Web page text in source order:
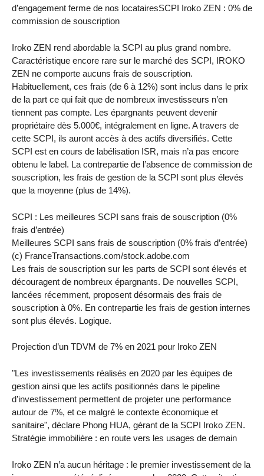
d’engagement ferme de nos locatairesSCPI Iroko ZEN : 0% de
commission de souscription
Iroko ZEN rend abordable la SCPI au plus grand nombre.
Caractéristique encore rare sur le marché des SCPI, IROKO
ZEN ne comporte aucuns frais de souscription.
Habituellement, ces frais (de 6 à 12%) sont inclus dans le prix
de la part ce qui fait que de nombreux investisseurs n’en
tiennent pas compte. Les épargnants peuvent devenir
propriétaire dès 5.000€, intégralement en ligne. A travers de
cette SCPI, ils auront accès à des actifs diversifiés. Cette
SCPI est en cours de labélisation ISR, mais n’a pas encore
obtenu le label. La contrepartie de l’absence de commission de
souscription, les frais de gestion de la SCPI sont plus élevés
que la moyenne (plus de 14%).
SCPI : Les meilleures SCPI sans frais de souscription (0%
frais d’entrée)
Meilleures SCPI sans frais de souscription (0% frais d’entrée)
(c) FranceTransactions.com/stock.adobe.com
Les frais de souscription sur les parts de SCPI sont élevés et
découragent de nombreux épargnants. De nouvelles SCPI,
lancées récemment, proposent désormais des frais de
souscription à 0%. En contrepartie les frais de gestion internes
sont plus élevés. Logique.
Projection d’un TDVM de 7% en 2021 pour Iroko ZEN
"Les investissements réalisés en 2020 par les équipes de
gestion ainsi que les actifs positionnés dans le pipeline
d’investissement permettent de projeter une performance
autour de 7%, et ce malgré le contexte économique et
sanitaire", déclare Phong HUA, gérant de la SCPI Iroko ZEN.
Stratégie immobilière : en route vers les usages de demain
Iroko ZEN n’a aucun héritage : le premier investissement de la